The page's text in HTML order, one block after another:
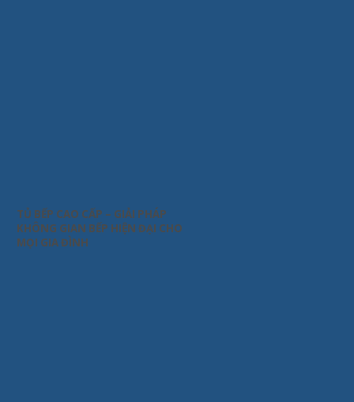
TỦ BẾP CAO CẤP – GIẢI PHÁP
KHÔNG GIAN BẾP HIỆN ĐẠI CHO
MỌI GIA ĐÌNH